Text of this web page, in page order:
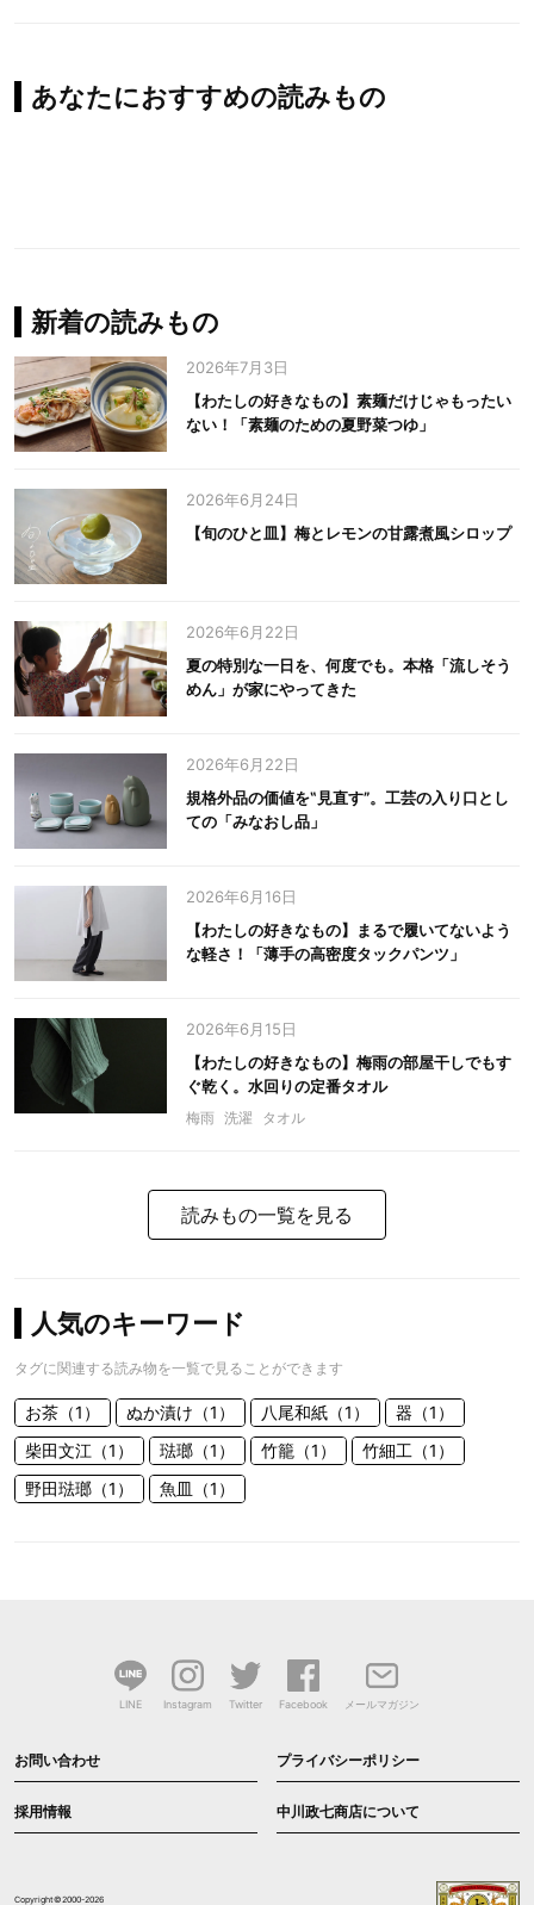
あなたにおすすめの読みもの
新着の読みもの
2026年7月3日
【わたしの好きなもの】素麺だけじゃもったい
ない！「素麺のための夏野菜つゆ」
2026年6月24日
【旬のひと皿】梅とレモンの甘露煮風シロップ
2026年6月22日
夏の特別な一日を、何度でも。本格「流しそう
めん」が家にやってきた
2026年6月22日
規格外品の価値を‟見直す”。工芸の入り口とし
ての「みなおし品」
2026年6月16日
【わたしの好きなもの】まるで履いてないよう
な軽さ！「薄手の高密度タックパンツ」
2026年6月15日
【わたしの好きなもの】梅雨の部屋干しでもす
ぐ乾く。水回りの定番タオル
梅雨 洗濯 タオル
読みもの一覧を見る
人気のキーワード
タグに関連する読み物を一覧で見ることができます
お茶（1） ぬか漬け（1） 八尾和紙（1）
器（1）
柴田文江（1）
琺瑯（1） 竹籠（1）
竹細工（1）
野田琺瑯（1）
魚皿（1）
LINE Instagram Twitter Facebook メールマガジン
お問い合わせ プライバシーポリシー
採用情報 中川政七商店について
Copyright©2000-2026